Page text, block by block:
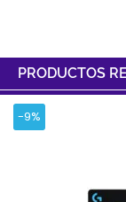
PRODUCTOS
-9%